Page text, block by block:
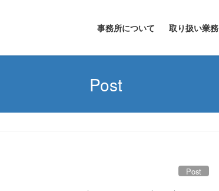
事務所について 取り扱い業務
Post
Post